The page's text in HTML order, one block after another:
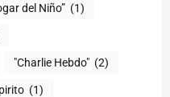
del Niño” (1)
"Charlie Hebdo" (2)
(1)